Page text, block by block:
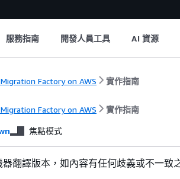
服務指南 開發人員工具 AI 資源
Factory on AWS 實作指南
Factory on AWS 實作指南
焦點模式
翻譯版本，如內容有任何歧義或不一致